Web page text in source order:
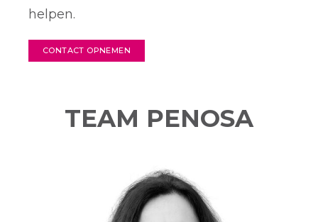
helpen.
CONTACT OPNEMEN
TEAM PENOSA